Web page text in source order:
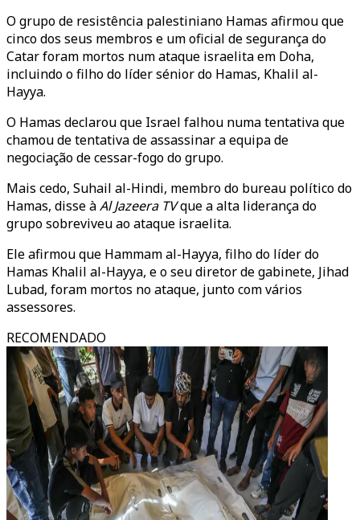
O grupo de resistência palestiniano Hamas afirmou que
cinco dos seus membros e um oficial de segurança do
Catar foram mortos num ataque israelita em Doha,
incluindo o filho do líder sénior do Hamas, Khalil al-
Hayya.
O Hamas declarou que Israel falhou numa tentativa que
chamou de tentativa de assassinar a equipa de
negociação de cessar-fogo do grupo.
Mais cedo, Suhail al-Hindi, membro do bureau político do
Hamas, disse àAl Jazeera TVque a alta liderança do
grupo sobreviveu ao ataque israelita.
Ele afirmou que Hammam al-Hayya, filho do líder do
Hamas Khalil al-Hayya, e o seu diretor de gabinete, Jihad
Lubad, foram mortos no ataque, junto com vários
assessores.
RECOMENDADO